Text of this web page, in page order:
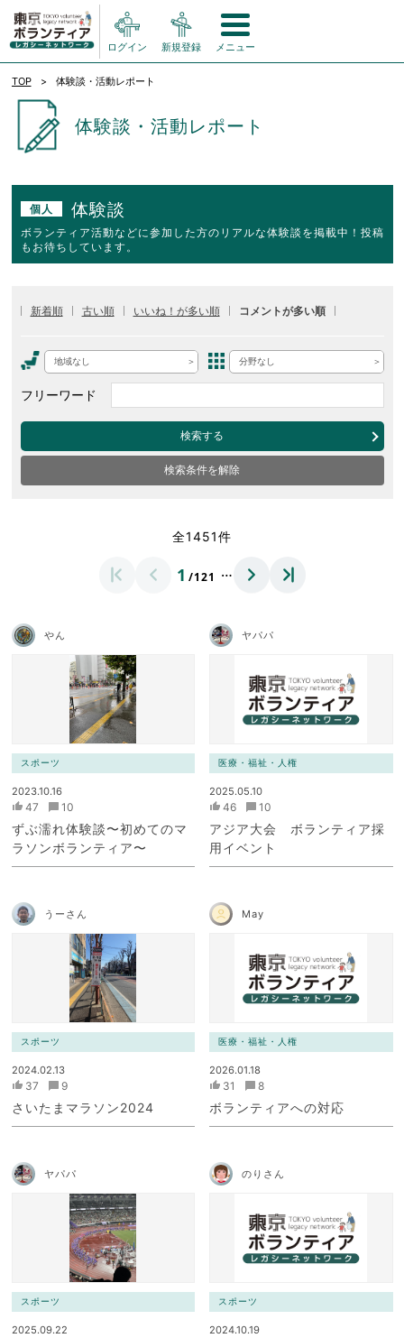
ログイン 新規登録 メニュー
TOP 体験談・活動レポート
体験談・活動レポート
個人 体験談
ボランティア活動などに参加した方のリアルな体験談を掲載中！投稿
もお待ちしています。
新着順 古い順 いいね！が多い順 コメントが多い順
地域なし 分野なし
フリーワード
検索する
検索条件を解除
全1451件
1 /121 …
やん
スポーツ
2023.10.16
47 10
ずぶ濡れ体験談〜初めてのマ
ラソンボランティア〜
ヤパパ
医療・福祉・人権
2025.05.10
46 10
アジア大会 ボランティア採
用イベント
うーさん
スポーツ
2024.02.13
37 9
さいたまマラソン2024
May
医療・福祉・人権
2026.01.18
31 8
ボランティアへの対応
ヤパパ
スポーツ
2025.09.22
のりさん
スポーツ
2024.10.19